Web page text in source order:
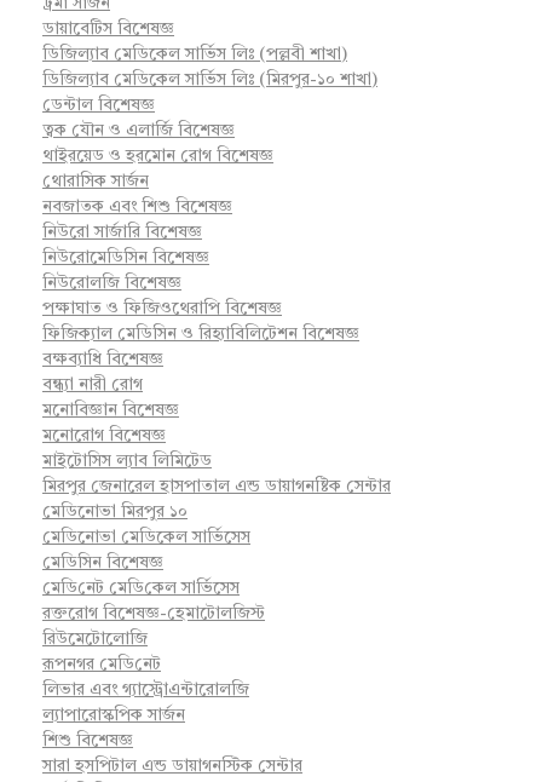
ট্রমা সার্জন
ডায়াবেটিস বিশেষজ্ঞ
ডিজিল্যাব মেডিকেল সার্ভিস লিঃ (পল্লবী শাখা)
ডিজিল্যাব মেডিকেল সার্ভিস লিঃ (মিরপুর-১০ শাখা)
ডেন্টাল বিশেষজ্ঞ
ত্বক যৌন ও এলার্জি বিশেষজ্ঞ
থাইরয়েড ও হরমোন রোগ বিশেষজ্ঞ
থোরাসিক সার্জন
নবজাতক এবং শিশু বিশেষজ্ঞ
নিউরো সার্জারি বিশেষজ্ঞ
নিউরোমেডিসিন বিশেষজ্ঞ
নিউরোলজি বিশেষজ্ঞ
পক্ষাঘাত ও ফিজিওথেরাপি বিশেষজ্ঞ
ফিজিক্যাল মেডিসিন ও রিহ্যাবিলিটেশন বিশেষজ্ঞ
বক্ষব্যাধি বিশেষজ্ঞ
বন্ধ্যা নারী রোগ
মনোবিজ্ঞান বিশেষজ্ঞ
মনোরোগ বিশেষজ্ঞ
মাইটোসিস ল্যাব লিমিটেড
মিরপুর জেনারেল হাসপাতাল এন্ড ডায়াগনষ্টিক সেন্টার
মেডিনোভা মিরপুর ১০
মেডিনোভা মেডিকেল সার্ভিসেস
মেডিসিন বিশেষজ্ঞ
মে‌ডি‌নেট মে‌ডি‌কেল সা‌র্ভিসেস
রক্তরোগ বিশেষজ্ঞ-হেমাটোলজিস্ট
রিউমেটোলোজি
রূপনগর মে‌ডি‌নেট
লিভার এবং গ্যাস্ট্রোএন্টারোলজি
ল্যাপারোস্কপিক সার্জন
শিশু বিশেষজ্ঞ
সারা হসপিটাল এন্ড ডায়াগনস্টিক সেন্টার